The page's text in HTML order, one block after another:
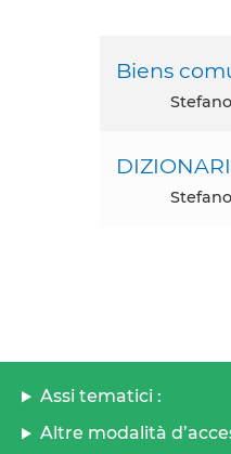
Biens
Assi tematici :
Altre modalità